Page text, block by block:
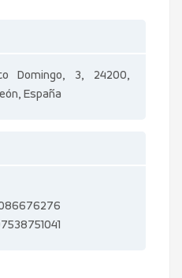
Domingo, 3, 24200,
España